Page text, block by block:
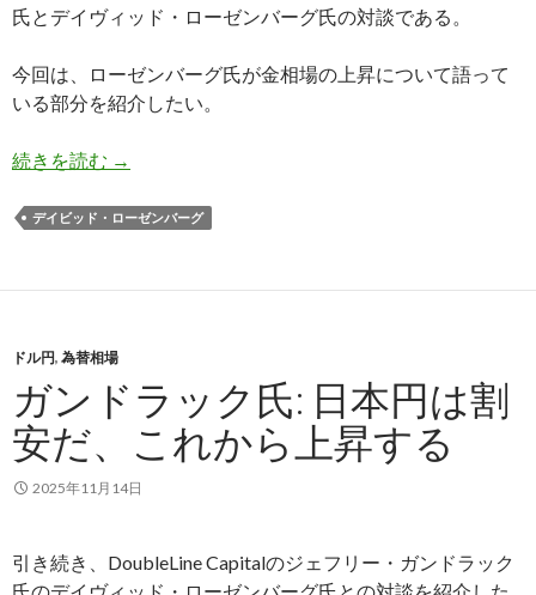
氏とデイヴィッド・ローゼンバーグ氏の対談である。
今回は、ローゼンバーグ氏が金相場の上昇について語って
いる部分を紹介したい。
続きを読む ローゼンバーグ氏: 金価格の長期的上昇を支え
→
デイビッド・ローゼンバーグ
ドル円, 為替相場
ガンドラック氏: 日本円は割
安だ、これから上昇する
2025年11月14日
引き続き、DoubleLine Capitalのジェフリー・ガンドラック